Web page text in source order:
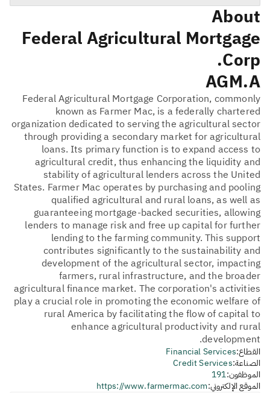
About
Federal Agricultural Mortgage
Corp.
AGM.A
Federal Agricultural Mortgage Corporation, commonly
known as Farmer Mac, is a federally chartered
organization dedicated to serving the agricultural sector
through providing a secondary market for agricultural
loans. Its primary function is to expand access to
agricultural credit, thus enhancing the liquidity and
stability of agricultural lenders across the United
States. Farmer Mac operates by purchasing and pooling
qualified agricultural and rural loans, as well as
guaranteeing mortgage-backed securities, allowing
lenders to manage risk and free up capital for further
lending to the farming community. This support
contributes significantly to the sustainability and
development of the agricultural sector, impacting
farmers, rural infrastructure, and the broader
agricultural finance market. The corporation's activities
play a crucial role in promoting the economic welfare of
rural America by facilitating the flow of capital to
enhance agricultural productivity and rural
development.
القطاع:Financial Services
الصناعة:Credit Services
الموظفون:191
الموقع الإلكتروني:https://www.farmermac.com